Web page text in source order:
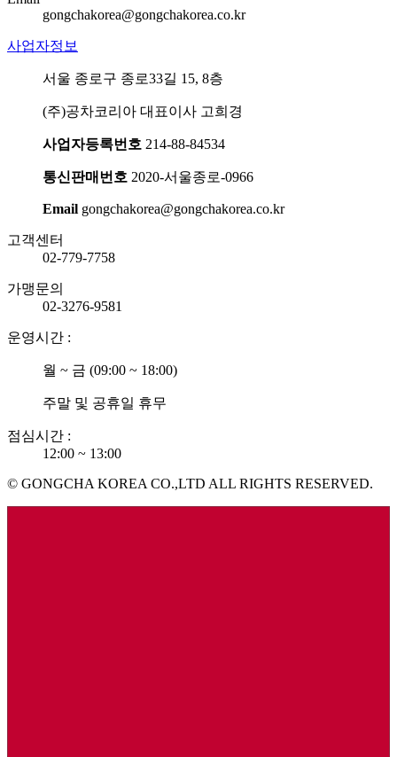
gongchakorea@gongchakorea.co.kr
사업자정보
서울 종로구 종로33길 15, 8층
(주)공차코리아 대표이사 고희경
사업자등록번호 214-88-84534
통신판매번호 2020-서울종로-0966
Email gongchakorea@gongchakorea.co.kr
고객센터
02-779-7758
가맹문의
02-3276-9581
운영시간 :
월 ~ 금 (09:00 ~ 18:00)
주말 및 공휴일 휴무
점심시간 :
12:00 ~ 13:00
© GONGCHA KOREA CO.,LTD ALL RIGHTS RESERVED.